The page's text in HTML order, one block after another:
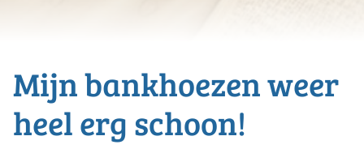
Mijn bankhoezen weer
heel erg schoon!